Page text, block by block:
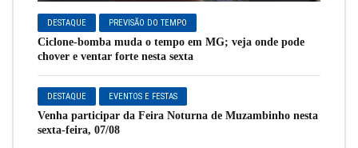
DESTAQUE PREVISÃO DO TEMPO
Ciclone-bomba muda o tempo em MG; veja onde pode
chover e ventar forte nesta sexta
DESTAQUE EVENTOS E FESTAS
Venha participar da Feira Noturna de Muzambinho nesta
sexta-feira, 07/08